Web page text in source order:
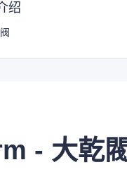
绍
- 大乾